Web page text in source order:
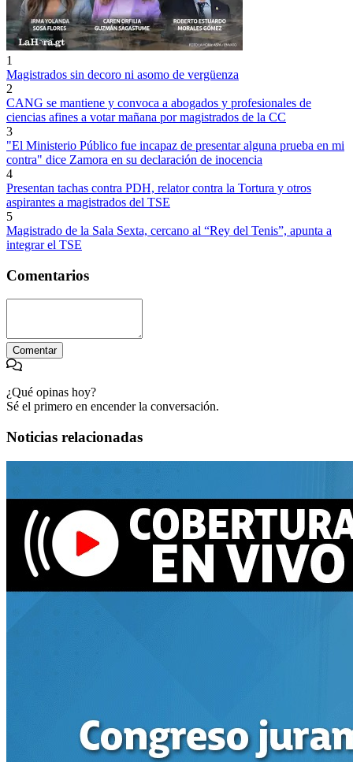
1
Magistrados sin decoro ni asomo de vergüenza
2
CANG se mantiene y convoca a abogados y profesionales de
ciencias afines a votar mañana por magistrados de la CC
3
"El Ministerio Público fue incapaz de presentar alguna prueba en mi
contra" dice Zamora en su declaración de inocencia
4
Presentan tachas contra PDH, relator contra la Tortura y otros
aspirantes a magistrados del TSE
5
Magistrado de la Sala Sexta, cercano al “Rey del Tenis”, apunta a
integrar el TSE
Comentarios
Comentar
¿Qué opinas hoy?
Sé el primero en encender la conversación.
Noticias relacionadas